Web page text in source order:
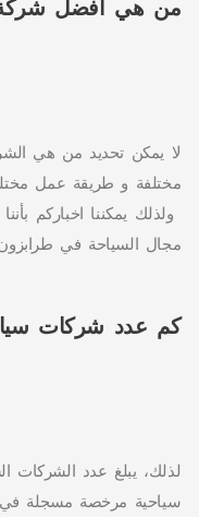
من هي أفضل شركة
لا يمكن تحديد من هي
مختلفة و طريقة عمل
ولذلك يمكننا اخباركم
مجال السياحة في
كم عدد شركات
سياحية مرخصة مسجلة في